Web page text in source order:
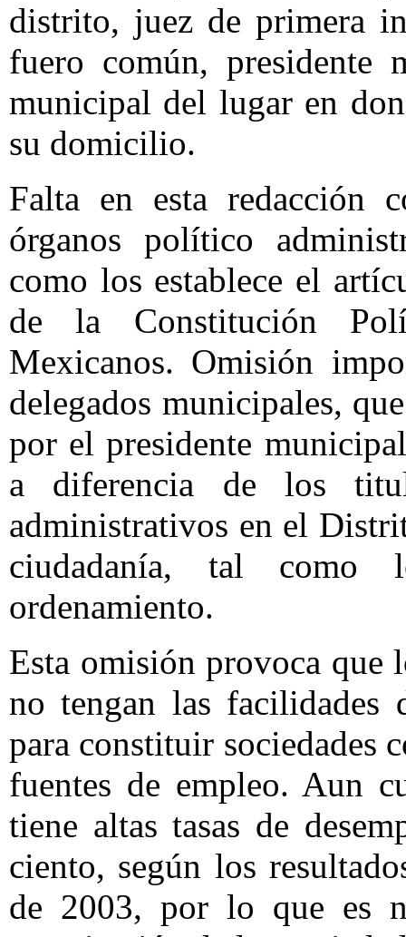
distrito, juez de primera
fuero común, presidente
municipal del lugar en
su domicilio.
Falta en esta redacción
órganos político
como los establece el
de la Constitución
Mexicanos. Omisión
delegados municipales,
por el presidente
a diferencia de los
administrativos en el
ciudadanía, tal como
ordenamiento.
Esta omisión provoca que
no tengan las facilidades
para constituir sociedades
fuentes de empleo. Aun
tiene altas tasas de
ciento, según los
de 2003, por lo que es